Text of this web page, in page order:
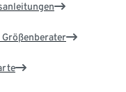
Größenberater